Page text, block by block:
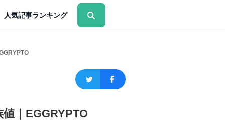
人気記事ランキング
｜EGGRYPTO